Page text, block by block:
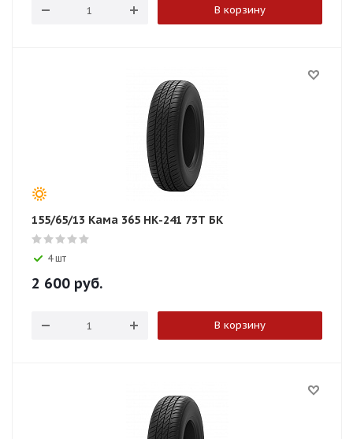
В корзину
155/65/13 Кама 365 НК-241 73T БК
4 шт
2 600 руб.
В корзину